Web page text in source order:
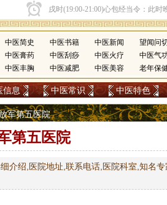
中医简史 中医书籍 中医新闻 望闻问
中医膏药 中医刮痧 中医火疗 中医气
中医丰胸 中医减肥 中医美容 老年保
信息 中医常识 中医特色
军第五医院
第五医院
介绍,医院地址,联系电话,医院科室,知名